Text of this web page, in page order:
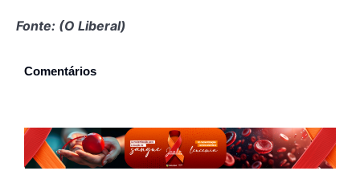
Fonte: (O Liberal)
Comentários